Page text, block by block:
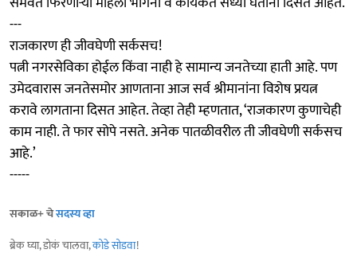
---
राजकारण ही जीवघेणी सर्कसच!
पत्नी नगरसेविका होईल किंवा नाही हे सामान्य जनतेच्या हाती आहे. पण
उमेदवारास जनतेसमोर आणताना आज सर्व श्रीमानांना विशेष प्रयत्न
करावे लागताना दिसत आहेत. तेव्हा तेही म्हणतात, ‘राजकारण कुणाचेही
काम नाही. ते फार सोपे नसते. अनेक पातळीवरील ती जीवघेणी सर्कसच
आहे.’
-----
सकाळ+ चेसदस्य व्हा
ब्रेक घ्या, डोकं चालवा,कोडे सोडवा!